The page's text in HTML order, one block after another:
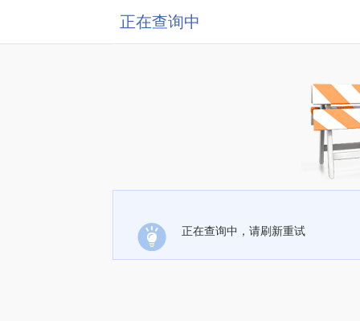
正在查询中
正在查询中，请刷新重试